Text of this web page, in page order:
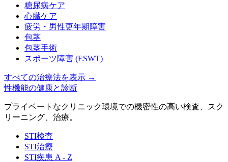
糖尿病ケア
心臓ケア
疲労・男性更年期障害
包茎
包茎手術
スポーツ障害 (ESWT)
すべての治療法を表示 →
性機能の健康と診断
プライベートなクリニック環境での機密性の高い検査、スク
リーニング、治療。
STI検査
STI治療
STI疾患 A - Z